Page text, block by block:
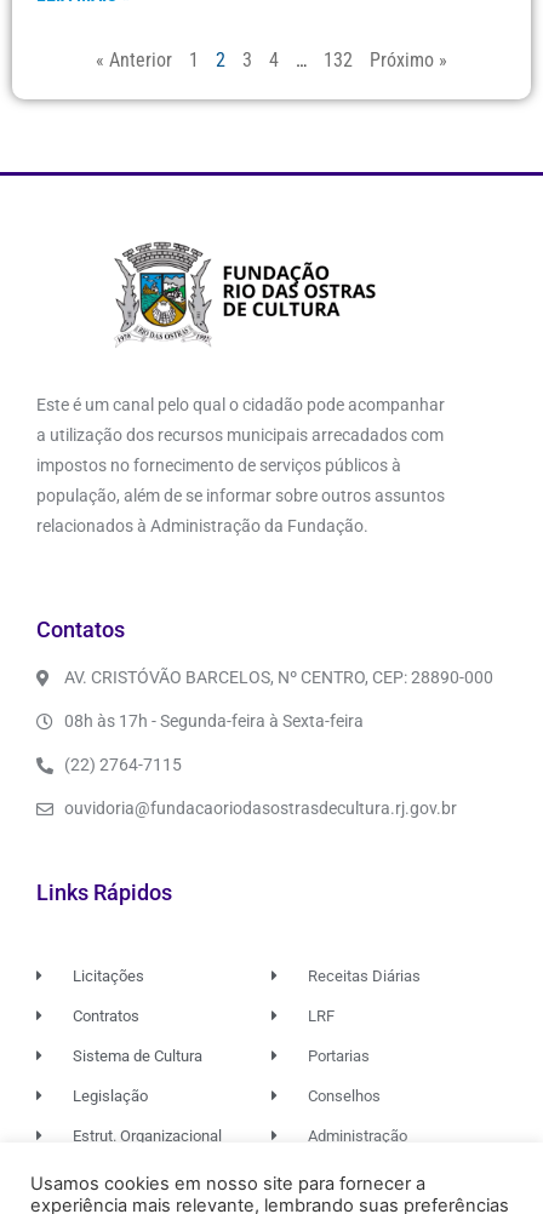
« Anterior 1 2 3 4 … 132 Próximo »
Este é um canal pelo qual o cidadão pode acompanhar
a utilização dos recursos municipais arrecadados com
impostos no fornecimento de serviços públicos à
população, além de se informar sobre outros assuntos
relacionados à Administração da Fundação.
Contatos
AV. CRISTÓVÃO BARCELOS, Nº CENTRO, CEP: 28890-000
08h às 17h - Segunda-feira à Sexta-feira
(22) 2764-7115
ouvidoria@fundacaoriodasostrasdecultura.rj.gov.br
Links Rápidos
Licitações
Contratos
Sistema de Cultura
Legislação
Estrut. Organizacional
Receitas Diárias
LRF
Portarias
Conselhos
Administração
Usamos cookies em nosso site para fornecer a
experiência mais relevante, lembrando suas preferências